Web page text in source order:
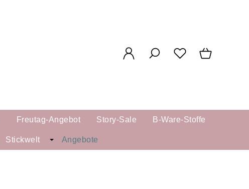
Freutag-Angebot Story-Sale B-Ware-Stoffe
Stickwelt Angebote